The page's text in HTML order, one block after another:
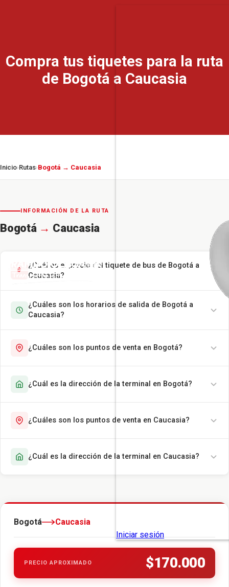
Compra tus tiquetes para la ruta
de Bogotá a Caucasia
Inicio›Rutas›Bogotá → Caucasia
INFORMACIÓN DE LA RUTA
Bogotá → Caucasia
¿Cuál es el precio del tiquete de bus de Bogotá a
Caucasia?
¿Cuáles son los horarios de salida de Bogotá a
Caucasia?
¿Cuáles son los puntos de venta en Bogotá?
¿Cuál es la dirección de la terminal en Bogotá?
¿Cuáles son los puntos de venta en Caucasia?
¿Cuál es la dirección de la terminal en Caucasia?
Bogotá Caucasia
PRECIO APROXIMADO $170.000